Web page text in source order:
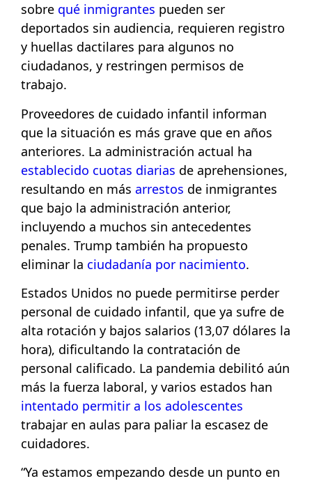
sobre qué inmigrantes pueden ser
deportados sin audiencia, requieren registro
y huellas dactilares para algunos no
ciudadanos, y restringen permisos de
trabajo.
Proveedores de cuidado infantil informan
que la situación es más grave que en años
anteriores. La administración actual ha
establecido cuotas diarias de aprehensiones,
resultando en más arrestos de inmigrantes
que bajo la administración anterior,
incluyendo a muchos sin antecedentes
penales. Trump también ha propuesto
eliminar la ciudadanía por nacimiento.
Estados Unidos no puede permitirse perder
personal de cuidado infantil, que ya sufre de
alta rotación y bajos salarios (13,07 dólares la
hora), dificultando la contratación de
personal calificado. La pandemia debilitó aún
más la fuerza laboral, y varios estados han
intentado permitir a los adolescentes
trabajar en aulas para paliar la escasez de
cuidadores.
“Ya estamos empezando desde un punto en